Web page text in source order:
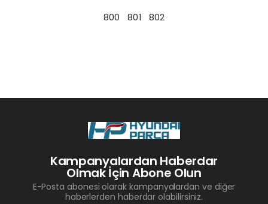
800
801 802
Kampanyalardan Haberdar
Olmak İçin Abone Olun
E-Posta abonesi olarak kampanyalardan ve diğer
haberlerden haberdar olabilirsiniz.